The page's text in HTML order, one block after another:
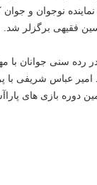
نوجوان و
فقیهی برگزلر شد.
دوره بازی های